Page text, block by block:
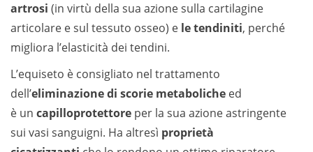
artrosi (in virtù della sua azione sulla cartilagine
articolare e sul tessuto osseo) e le tendiniti, perché
migliora l’elasticità dei tendini.
L’equiseto è consigliato nel trattamento
dell’eliminazione di scorie metaboliche ed
è un capilloprotettore per la sua azione astringente
sui vasi sanguigni. Ha altresì proprietà